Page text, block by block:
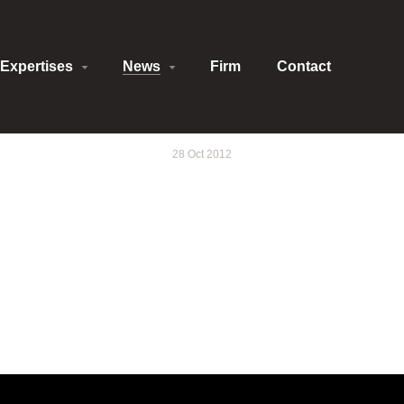
Expertises News Firm Contact
28 Oct 2012